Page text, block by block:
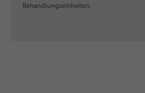
Behandlungseinheiten.